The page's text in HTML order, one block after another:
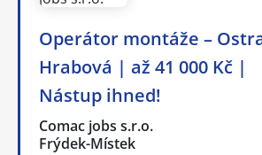
Operátor montáže –
Hrabová | až 41 000 Kč |
Nástup ihned!
Comac jobs s.r.o.
Frýdek-Místek